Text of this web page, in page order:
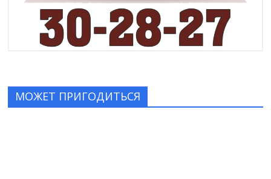
МОЖЕТ ПРИГОДИТЬСЯ